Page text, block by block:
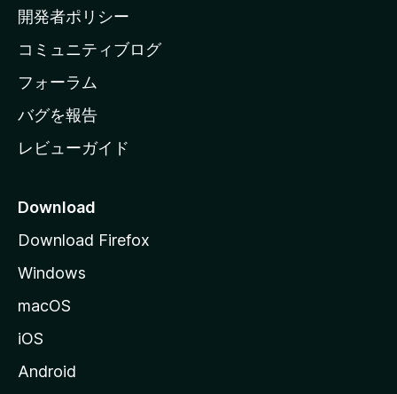
ム
ー
ジ
へ
開発者ポリシー
コミュニティブログ
フォーラム
バグを報告
レビューガイド
Download
Download Firefox
Windows
macOS
iOS
Android